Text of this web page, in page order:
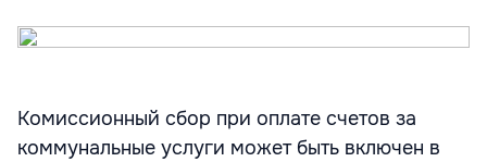
Комиссионный сбор при оплате счетов за
коммунальные услуги может быть включен в